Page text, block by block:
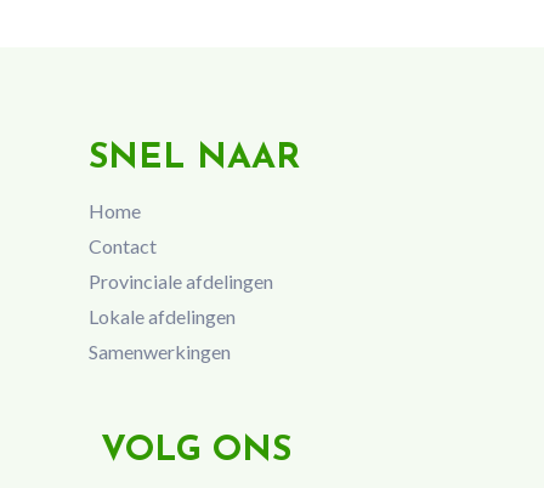
SNEL NAAR
Home
Contact
Provinciale afdelingen
Lokale afdelingen
Samenwerkingen
VOLG ONS